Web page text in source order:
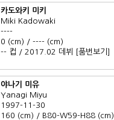
카도와키 미키
Miki Kadowaki
----
0 (cm) / ---- (cm)
-- 컵 / 2017.02 데뷔
[품번보기]
야나기 미유
Yanagi Miyu
1997-11-30
160 (cm) / B80-W59-H88 (cm)